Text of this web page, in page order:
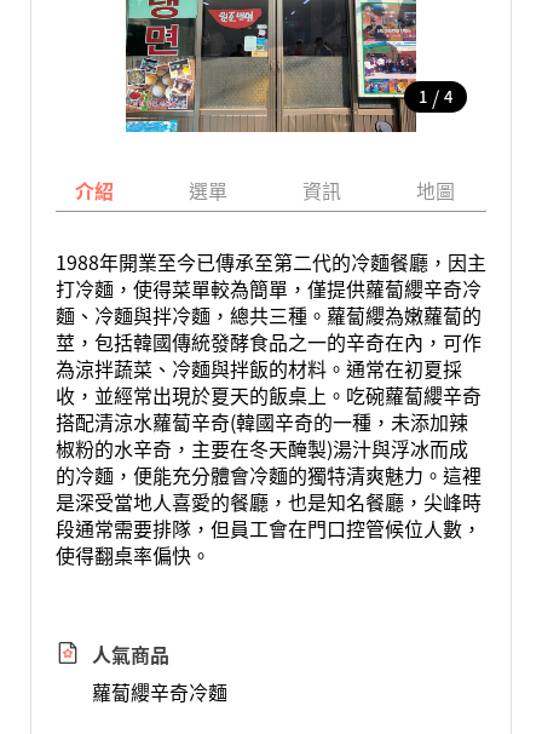
1 / 4
介紹 選單 資訊 地圖
1988年開業至今已傳承至第二代的冷麵餐廳，因主
打冷麵，使得菜單較為簡單，僅提供蘿蔔纓辛奇冷
麵、冷麵與拌冷麵，總共三種。蘿蔔纓為嫩蘿蔔的
莖，包括韓國傳統發酵食品之一的辛奇在內，可作
為涼拌蔬菜、冷麵與拌飯的材料。通常在初夏採
收，並經常出現於夏天的飯桌上。吃碗蘿蔔纓辛奇
搭配清涼水蘿蔔辛奇(韓國辛奇的一種，未添加辣
椒粉的水辛奇，主要在冬天醃製)湯汁與浮冰而成
的冷麵，便能充分體會冷麵的獨特清爽魅力。這裡
是深受當地人喜愛的餐廳，也是知名餐廳，尖峰時
段通常需要排隊，但員工會在門口控管候位人數，
使得翻桌率偏快。
人氣商品
蘿蔔纓辛奇冷麵